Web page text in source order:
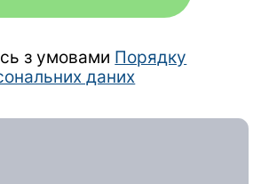
з умовами Порядку
даних